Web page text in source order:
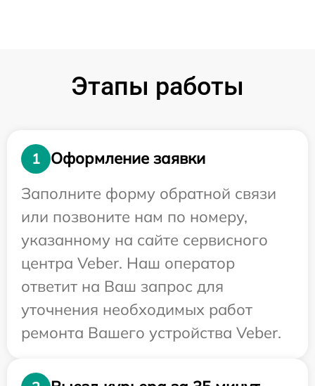
Этапы работы
1
Оформление заявки
Заполните форму обратной связи
или позвоните нам по номеру,
указанному на сайте сервисного
центра Veber. Наш оператор
ответит на Ваш запрос для
уточнения необходимых работ
ремонта Вашего устройства Veber.